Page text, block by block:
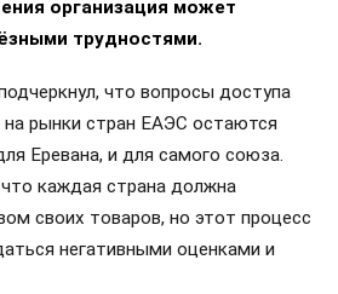
организация может
трудностями.
что вопросы доступа
на рынки стран ЕАЭС остаются
Еревана, и для самого союза.
каждая страна должна
своих товаров, но этот процесс
негативными оценками и